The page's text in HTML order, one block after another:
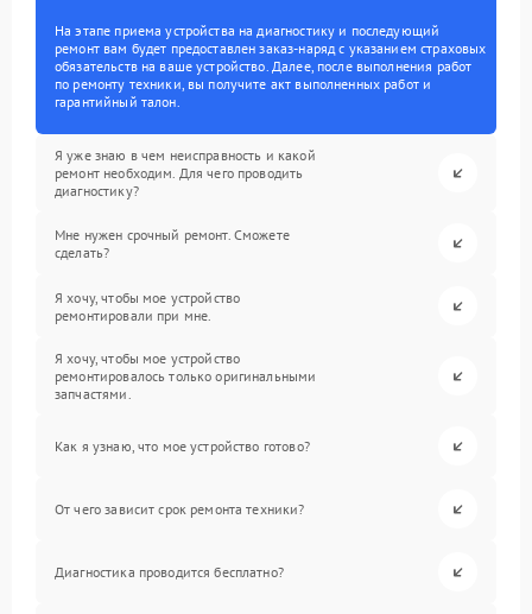
На этапе приема устройства на диагностику и последующий
ремонт вам будет предоставлен заказ-наряд с указанием страховых
обязательств на ваше устройство. Далее, после выполнения работ
по ремонту техники, вы получите акт выполненных работ и
гарантийный талон.
Я уже знаю в чем неисправность и какой
ремонт необходим. Для чего проводить
диагностику?
Мне нужен срочный ремонт. Сможете
сделать?
Я хочу, чтобы мое устройство
ремонтировали при мне.
Я хочу, чтобы мое устройство
ремонтировалось только оригинальными
запчастями.
Как я узнаю, что мое устройство готово?
От чего зависит срок ремонта техники?
Диагностика проводится бесплатно?